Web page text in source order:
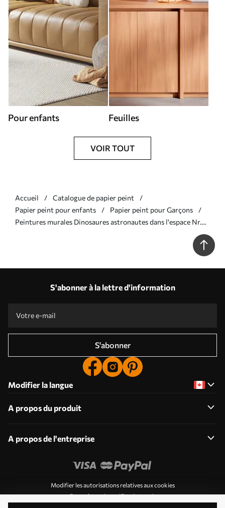
Pour enfants Feuilles
VOIR TOUT
Accueil
Catalogue de papier peint
Papier peint pour enfants
Papier peint pour Garçons
Peintures murales Dinosaures astronautes dans l'espace Nr.
S'abonner à la lettre d'information
S'abonner
Modifier la langue
A propos du produit
A propos de l'entreprise
Modifier les autorisations relatives aux cookies
Paramètres de notification push